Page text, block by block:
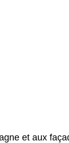
et aux